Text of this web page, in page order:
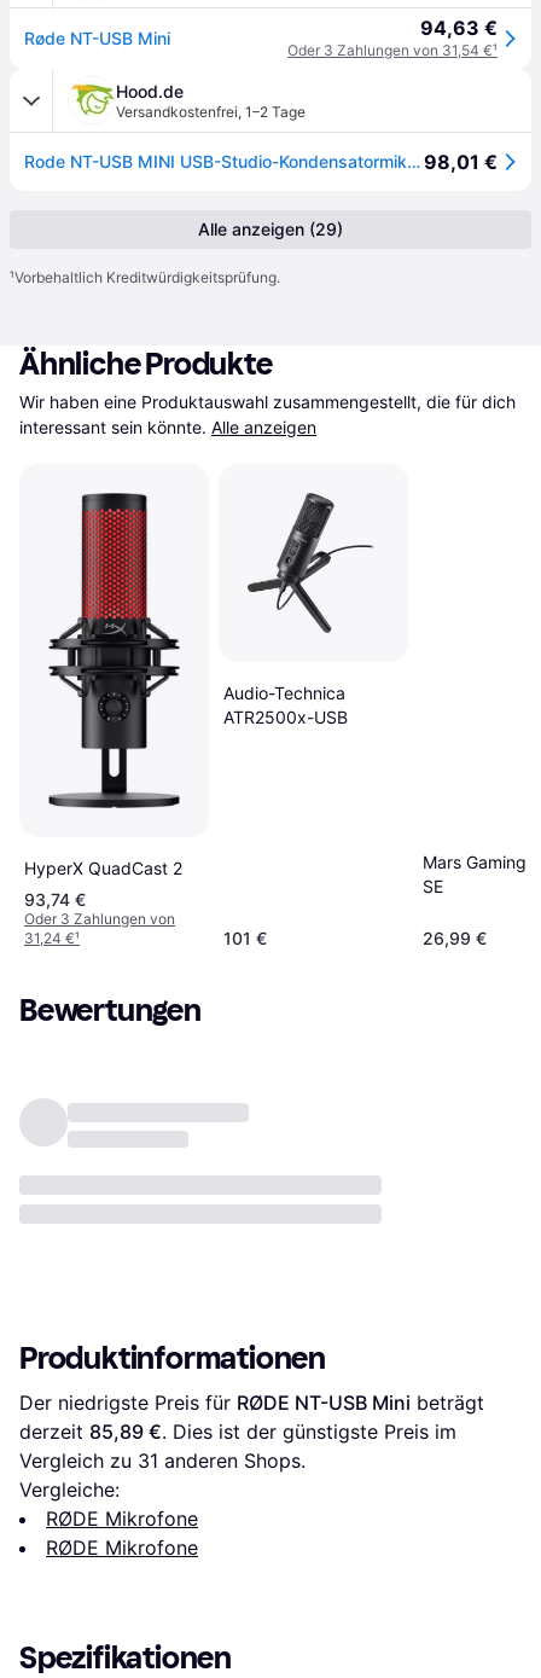
Røde NT-USB Mini 94,63 €
Oder 3 Zahlungen von 31,54 €¹
Hood.de
Versandkostenfrei, 1–2 Tage
Rode NT-USB MINI USB-Studio-Kondensatormikrofon98,01 €
Alle anzeigen (29)
¹Vorbehaltlich Kreditwürdigkeitsprüfung.
Ähnliche Produkte
Wir haben eine Produktauswahl zusammengestellt, die für dich
interessant sein könnte. Alle anzeigen
HyperX QuadCast 2
93,74 €
Oder 3 Zahlungen von
31,24 €¹
Audio-Technica
ATR2500x-USB
101 €
Mars Gaming
SE
26,99 €
Bewertungen
Produktinformationen
Der niedrigste Preis für RØDE NT-USB Mini beträgt
derzeit 85,89 €. Dies ist der günstigste Preis im
Vergleich zu 31 anderen Shops.
Vergleiche:
RØDE Mikrofone
RØDE Mikrofone
Spezifikationen